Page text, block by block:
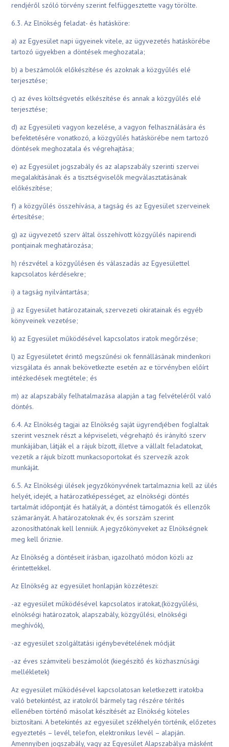
rendjéről szóló törvény szerint felfüggesztette vagy törölte.
6.3. Az Elnökség feladat- és hatásköre:
a) az Egyesület napi ügyeinek vitele, az ügyvezetés hatáskörébe
tartozó ügyekben a döntések meghozatala;
b) a beszámolók előkészítése és azoknak a közgyűlés elé
terjesztése;
c) az éves költségvetés elkészítése és annak a közgyűlés elé
terjesztése;
d) az Egyesületi vagyon kezelése, a vagyon felhasználására és
befektetésére vonatkozó, a közgyűlés hatáskörébe nem tartozó
döntések meghozatala és végrehajtása;
e) az Egyesület jogszabály és az alapszabály szerinti szervei
megalakításának és a tisztségviselők megválasztatásának
előkészítése;
f) a közgyűlés összehívása, a tagság és az Egyesület szerveinek
értesítése;
g) az ügyvezető szerv által összehívott közgyűlés napirendi
pontjainak meghatározása;
h) részvétel a közgyűlésen és válaszadás az Egyesülettel
kapcsolatos kérdésekre;
i) a tagság nyilvántartása;
j) az Egyesület határozatainak, szervezeti okiratainak és egyéb
könyveinek vezetése;
k) az Egyesület működésével kapcsolatos iratok megőrzése;
l) az Egyesületet érintő megszűnési ok fennállásának mindenkori
vizsgálata és annak bekövetkezte esetén az e törvényben előírt
intézkedések megtétele; és
m) az alapszabály felhatalmazása alapján a tag felvételéről való
döntés.
6.4. Az Elnökség tagjai az Elnökség saját ügyrendjében foglaltak
szerint vesznek részt a képviseleti, végrehajtó és irányító szerv
munkájában, látják el a rájuk bízott, illetve a vállalt feladatokat,
vezetik a rájuk bízott munkacsoportokat és szervezik azok
munkáját.
6.5. Az Elnökségi ülések jegyzőkönyvének tartalmaznia kell az ülés
helyét, idejét, a határozatképességet, az elnökségi döntés
tartalmát időpontját és hatályát, a döntést támogatók és ellenzők
számarányát. A határozatoknak év, és sorszám szerint
azonosíthatónak kell lenniük. A jegyzőkönyveket az Elnökségnek
meg kell őriznie.
Az Elnökség a döntéseit írásban, igazolható módon közli az
érintettekkel.
Az Elnökség az egyesület honlapján közzéteszi:
-az egyesület működésével kapcsolatos iratokat,(közgyűlési,
elnökségi határozatok, alapszabály, közgyűlési, elnökségi
meghívók),
-az egyesület szolgáltatási igénybevételének módját
-az éves számviteli beszámolót (kiegészítő és közhasznúsági
mellékletek)
Az egyesület működésével kapcsolatosan keletkezett iratokba
való betekintést, az iratokról bármely tag részére térítés
ellenében történő másolat készítését az Elnökség köteles
biztosítani. A betekintés az egyesület székhelyén történik, előzetes
egyeztetés – levél, telefon, elektronikus levél – alapján.
Amennyiben jogszabály, vagy az Egyesület Alapszabálya másként